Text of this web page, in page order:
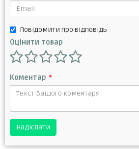
Повідомити про відповідь
Оцінити товар
Коментар *
Надіслати